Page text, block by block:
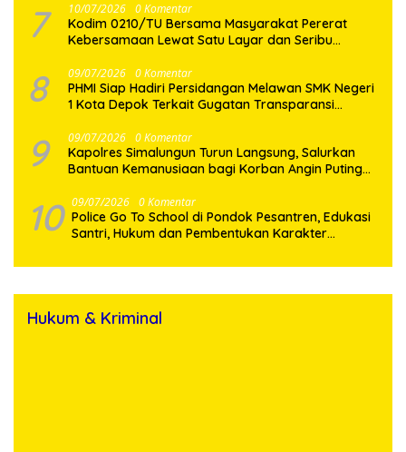
7 10/07/2026 0 Komentar
Kodim 0210/TU Bersama Masyarakat Pererat
Kebersamaan Lewat Satu Layar dan Seribu
8 09/07/2026 0 Komentar
PHMI Siap Hadiri Persidangan Melawan SMK Negeri
1 Kota Depok Terkait Gugatan Transparansi
9 09/07/2026 0 Komentar
Kapolres Simalungun Turun Langsung, Salurkan
Bantuan Kemanusiaan bagi Korban Angin Puting
10 09/07/2026 0 Komentar
Police Go To School di Pondok Pesantren, Edukasi
Santri, Hukum dan Pembentukan Karakter
Hukum & Kriminal